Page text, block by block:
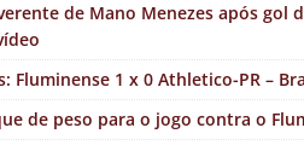
de Mano Menezes após gol
Fluminense 1 x 0 Athletico-PR –
de peso para o jogo contra o